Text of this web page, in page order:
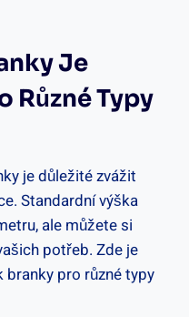
Je
Různé Typy​
je‌ důležité zvážit
Standardní výška
ale můžete si
potřeb. Zde je
branky ‍pro různé typy